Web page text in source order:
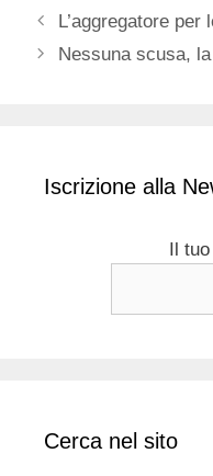
L’aggregatore per
Nessuna scusa,
Iscrizione alla
Il
Cerca nel sito